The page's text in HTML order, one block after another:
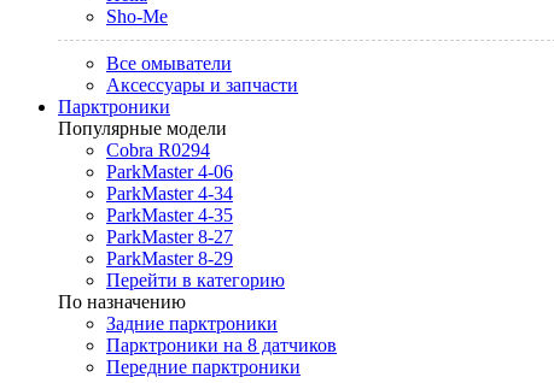
Sho-Me
Все омыватели
Аксессуары и запчасти
Парктроники
Популярные модели
Cobra R0294
ParkMaster 4-06
ParkMaster 4-34
ParkMaster 4-35
ParkMaster 8-27
ParkMaster 8-29
Перейти в категорию
По назначению
Задние парктроники
Парктроники на 8 датчиков
Передние парктроники